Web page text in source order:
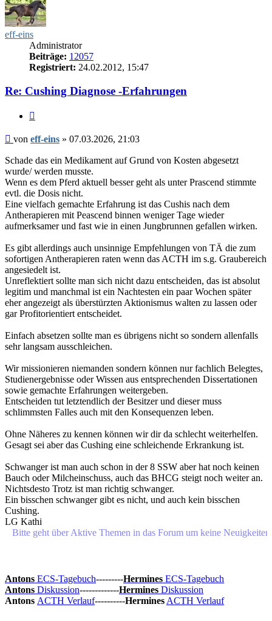
eff-eins
Administrator
Beiträge: 12057
Registriert: 24.02.2012, 15:47
Re: Cushing Diagnose -Erfahrungen
Beitrag
von eff-eins » 07.03.2026, 21:03
Schade das ein Medikament auf Grund von Kosten abgesetzt
wurde/ werden musste.
Wenn es dem Pferd aktuell besser geht als unter Prascend stimmte
evtl. die Dosis nicht.
Eine vielfach gemachte Erfahrung ist das Cushis nach dem
Antherapieren mit Peascend binnen weniger Tage wieder
aufmerksamer und fast wie in einen Jungbrunnen gefallen wirken.
Es gibt allerdings auch unsinnige Empfehlungen von TÄ die zum
sofortigen Antherapieren raten wenn das ACTH im s.g. Graubereich
angesiedelt ist.
Unreflektiert sollte man sich nicht dazu entscheiden, das ist absolut
legitim und manchmal ist ein Nachtesten ein paar Wochen später
eher angezeigt als überstürzten Aktionismus walten zu lassen oder
gar Profitorientiert entscheidet.
Einfach absetzen sollte man es übrigens nicht so sondern allenfalls
sehr langsam ausschleichen.
Wir missionieren niemanden sondern können nur fachlich Belegtes,
Studienergebnisse oder Wissen aus entsprechenden Dissertationen
sowie gemachte Erfahrungen weitergeben.
Entscheiden tut letztendlich der Besitzer und dieser muss
schlimmsten Falles auch mit den Konsequenzen leben.
Ohne Näheres zu kennen können wir dir da schlecht weiterhelfen.
Gesagt sei aber das Cushing eine schleichende Erkrankung ist.
Schwanger ist man auch schon in der 8 SSW aber hat noch keinen
Bauch oder Milcheinschuss, auch das BHCG steigt noch weiter an.
Nichtsdesto Trotz ist man richtig schwanger.
Ein bisschen schwanger gibt es nicht, und auch kein bisschen
Cushing.
LG Kathi
geht über Aktive Themen in das Forum um keine Neuigkeiten oder
Antons ECS-Tagebuch---------Hermines ECS-Tagebuch
Antons Diskussion-------------Hermines Diskussion
Antons ACTH Verlauf----------Hermines ACTH Verlauf